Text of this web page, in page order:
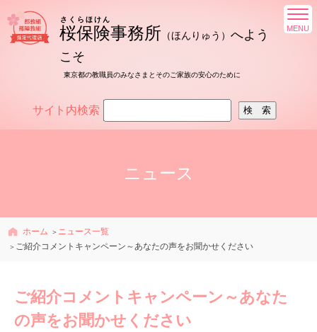
桜保険
さくらほけん
事務所 （ほんりゅう） へよう
こそ
東京都の教職員のみなさまとそのご家族の安心のために
サイト内検索
ニュース
ホーム
ニュース一覧
ご紹介コメントキャンペーン～あなたの声をお聞かせください
ご紹介コメントキャンペーン～あなた
の声をお聞かせください